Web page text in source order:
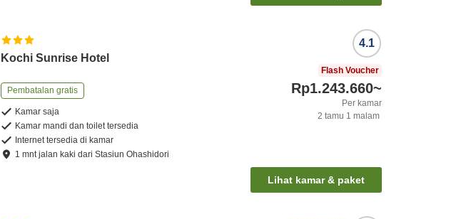
Kochi Sunrise Hotel
Pembatalan gratis
Kamar saja
Kamar mandi dan toilet tersedia
Internet tersedia di kamar
1 mntjalan kaki dariStasiun Ohashidori
4.1
Flash Voucher
Rp1.243.660~
Per kamar
2 tamu 1 malam
Lihat kamar & paket